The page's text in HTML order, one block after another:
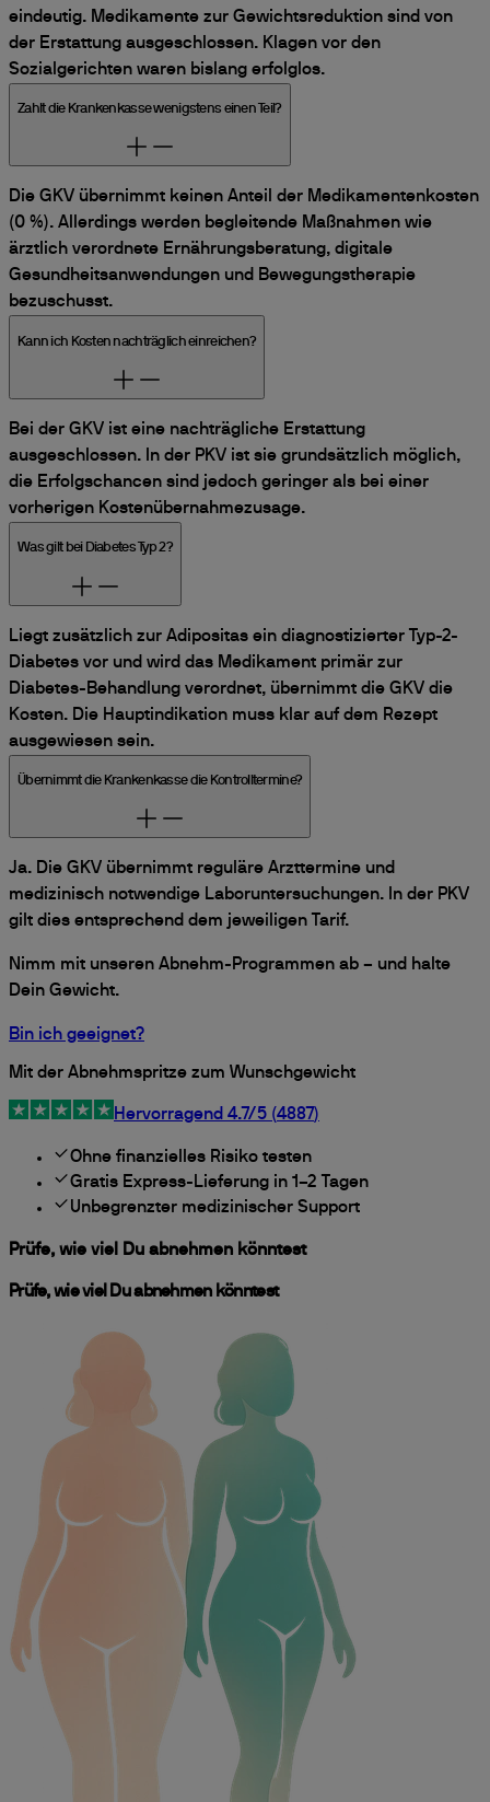
eindeutig. Medikamente zur Gewichtsreduktion sind von
der Erstattung ausgeschlossen. Klagen vor den
Sozialgerichten waren bislang erfolglos.
Zahlt die Krankenkasse wenigstens einen Teil?
Die GKV übernimmt keinen Anteil der Medikamentenkosten
(0 %). Allerdings werden begleitende Maßnahmen wie
ärztlich verordnete Ernährungsberatung, digitale
Gesundheitsanwendungen und Bewegungstherapie
bezuschusst.
Kann ich Kosten nachträglich einreichen?
Bei der GKV ist eine nachträgliche Erstattung
ausgeschlossen. In der PKV ist sie grundsätzlich möglich,
die Erfolgschancen sind jedoch geringer als bei einer
vorherigen Kostenübernahmezusage.
Was gilt bei Diabetes Typ 2?
Liegt zusätzlich zur Adipositas ein diagnostizierter Typ-2-
Diabetes vor und wird das Medikament primär zur
Diabetes-Behandlung verordnet, übernimmt die GKV die
Kosten. Die Hauptindikation muss klar auf dem Rezept
ausgewiesen sein.
Übernimmt die Krankenkasse die Kontrolltermine?
Ja. Die GKV übernimmt reguläre Arzttermine und
medizinisch notwendige Laboruntersuchungen. In der PKV
gilt dies entsprechend dem jeweiligen Tarif.
Nimm mit unseren Abnehm-Programmen ab – und halte
Dein Gewicht.
Bin ich geeignet?
Mit der Abnehmspritze zum Wunschgewicht
Hervorragend 4.7/5 (4887)
Ohne finanzielles Risiko testen
Gratis Express-Lieferung in 1–2 Tagen
Unbegrenzter medizinischer Support
Prüfe, wie viel Du abnehmen könntest
Prüfe, wie viel Du abnehmen könntest